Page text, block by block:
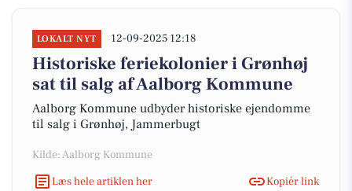
LOKALT NYT 12-09-2025 12:18
Historiske feriekolonier i Grønhøj
sat til salg af Aalborg Kommune
Aalborg Kommune udbyder historiske ejendomme
til salg i Grønhøj, Jammerbugt
Kilde: Aalborg Kommune
Læs hele artiklen her
Kopiér link